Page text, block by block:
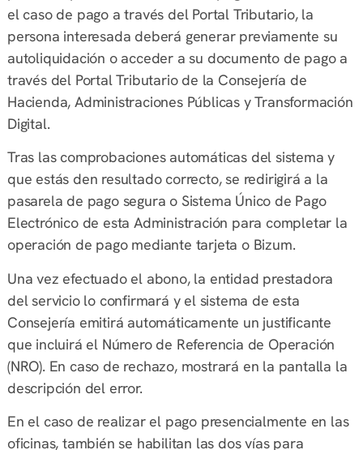
el caso de pago a través del Portal Tributario, la
persona interesada deberá generar previamente su
autoliquidación o acceder a su documento de pago a
través del Portal Tributario de la Consejería de
Hacienda, Administraciones Públicas y Transformación
Digital.
Tras las comprobaciones automáticas del sistema y
que estás den resultado correcto, se redirigirá a la
pasarela de pago segura o Sistema Único de Pago
Electrónico de esta Administración para completar la
operación de pago mediante tarjeta o Bizum.
Una vez efectuado el abono, la entidad prestadora
del servicio lo confirmará y el sistema de esta
Consejería emitirá automáticamente un justificante
que incluirá el Número de Referencia de Operación
(NRO). En caso de rechazo, mostrará en la pantalla la
descripción del error.
En el caso de realizar el pago presencialmente en las
oficinas, también se habilitan las dos vías para